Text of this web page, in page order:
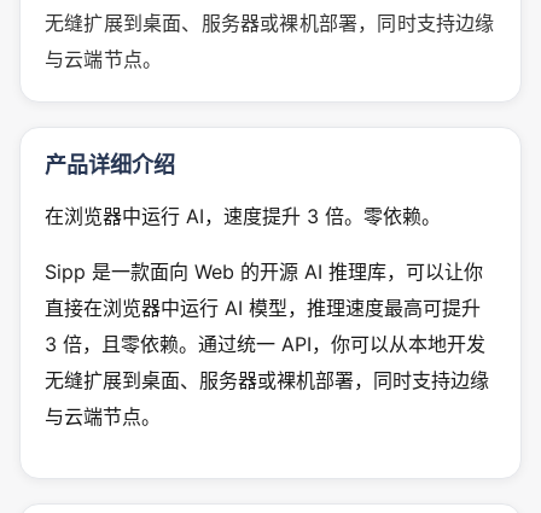
无缝扩展到桌面、服务器或裸机部署，同时支持边缘
与云端节点。
产品详细介绍
在浏览器中运行 AI，速度提升 3 倍。零依赖。
Sipp 是一款面向 Web 的开源 AI 推理库，可以让你
直接在浏览器中运行 AI 模型，推理速度最高可提升
3 倍，且零依赖。通过统一 API，你可以从本地开发
无缝扩展到桌面、服务器或裸机部署，同时支持边缘
与云端节点。